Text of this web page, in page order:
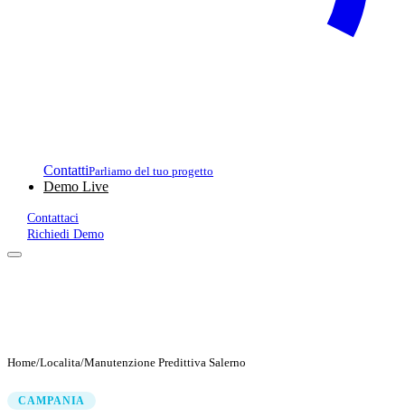
ContattiParliamo del tuo progetto
Demo Live
Contattaci
Richiedi Demo
Home/Localita/Manutenzione Predittiva Salerno
CAMPANIA